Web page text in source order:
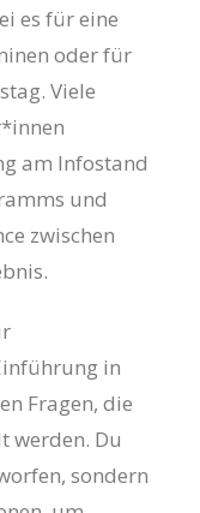
es für eine
oder für
Viele
am Infostand
und
zwischen
in
Fragen, die
werden. Du
sondern